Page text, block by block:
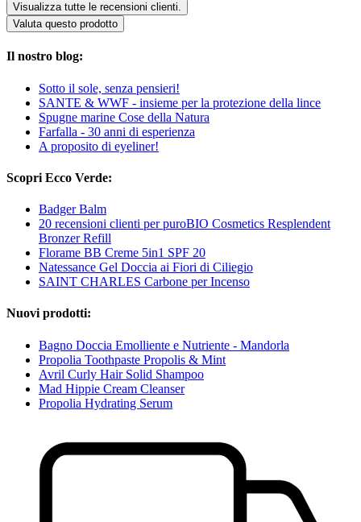
Visualizza tutte le recensioni clienti.
Valuta questo prodotto
Il nostro blog:
Sotto il sole, senza pensieri!
SANTE & WWF - insieme per la protezione della lince
Spugne marine Cose della Natura
Farfalla - 30 anni di esperienza
A proposito di eyeliner!
Scopri Ecco Verde:
Badger Balm
20 recensioni clienti per puroBIO Cosmetics Resplendent
Bronzer Refill
Florame BB Creme 5in1 SPF 20
Natessance Gel Doccia ai Fiori di Ciliegio
SAINT CHARLES Carbone per Incenso
Nuovi prodotti:
Bagno Doccia Emolliente e Nutriente - Mandorla
Propolia Toothpaste Propolis & Mint
Avril Curly Hair Solid Shampoo
Mad Hippie Cream Cleanser
Propolia Hydrating Serum